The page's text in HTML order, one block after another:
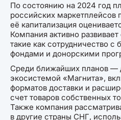
По состоянию на 2024 год
российских маркетплейсов
её капитализация
Компания активно
такие как сотрудничество с
фондами и донорскими
Среди ближайших планов —
экосистемой «Магнита»,
форматов доставки и
счет товаров собственных
Также компания
в другие страны СНГ,